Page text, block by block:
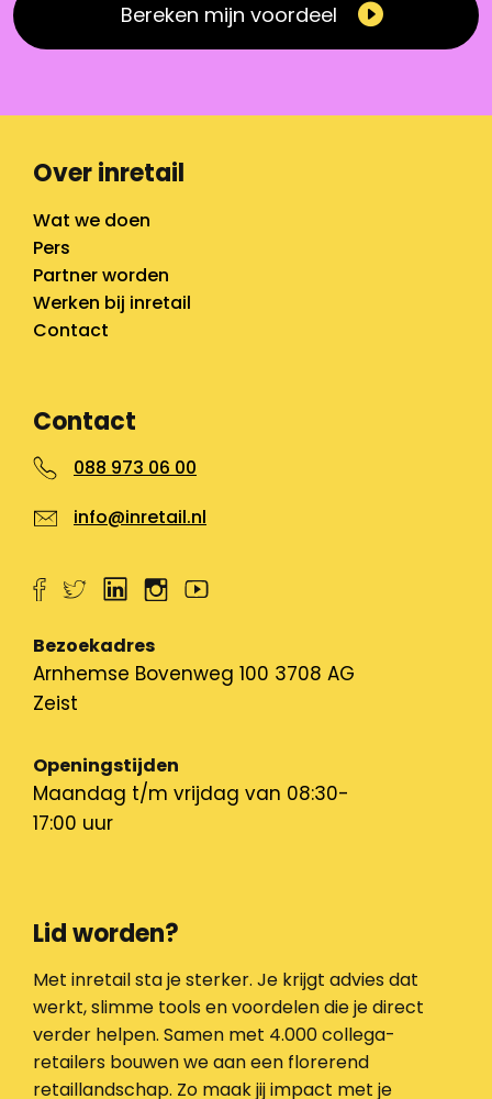
Bereken mijn voordeel
Over inretail
Wat we doen
Pers
Partner worden
Werken bij inretail
Contact
Contact
088 973 06 00
info@inretail.nl
Bezoekadres
Arnhemse Bovenweg 100 3708 AG
Zeist
Openingstijden
Maandag t/m vrijdag van 08:30-
17:00 uur
Lid worden?
Met inretail sta je sterker. Je krijgt advies dat
werkt, slimme tools en voordelen die je direct
verder helpen. Samen met 4.000 collega-
retailers bouwen we aan een florerend
retaillandschap. Zo maak jij impact met je